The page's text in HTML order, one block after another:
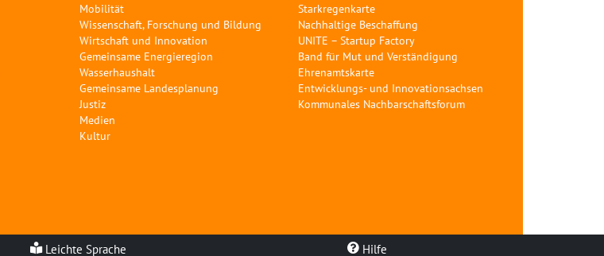
Leichte Sprache Hilfe
Mobilität
Wissenschaft, Forschung und Bildung
Wirtschaft und Innovation
Gemeinsame Energieregion
Wasserhaushalt
Gemeinsame Landesplanung
Justiz
Medien
Kultur
Starkregenkarte
Nachhaltige Beschaffung
UNITE – Startup Factory
Band für Mut und Verständigung
Ehrenamtskarte
Entwicklungs- und Innovationsachsen
Kommunales Nachbarschaftsforum